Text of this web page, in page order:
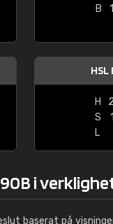
B
HSL
H
S
L
i
baserat på